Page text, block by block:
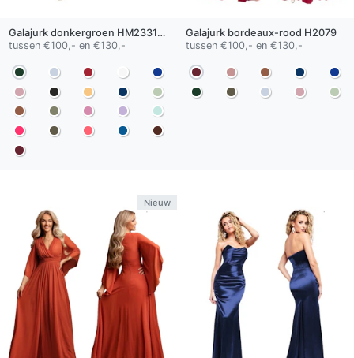
Galajurk donkergroen HM2331-80118
tussen €100,- en €130,-
Galajurk bordeaux-rood H2079
tussen €100,- en €130,-
Nieuw